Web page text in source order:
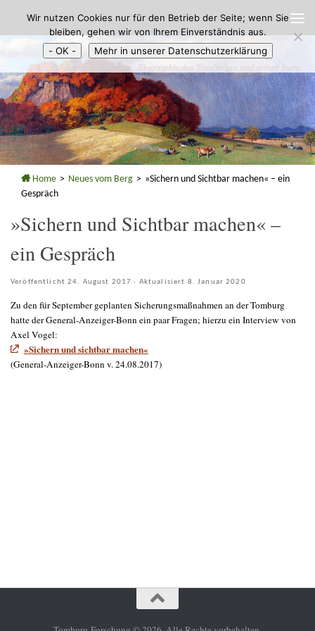
Zum Inhalt springen
Home > Neues vom Berg > »Sichern und Sichtbar machen« – ein
Gespräch
»Sichern und Sichtbar machen« –
ein Gespräch
Veröffentlicht24. August 2017 · Aktualisiert 8. Januar 2020
Zu den für September geplanten Sicherungsmaßnahmen an der Tomburg
hatte der General-Anzeiger-Bonn ein paar Fragen; hierzu ein Interview von
Axel Vogel:
»Sichern und sichtbar machen«
(General-Anzeiger-Bonn v. 24.08.2017)
Wir nutzen Cookies nur für den Betrieb der Seite; wenn Sie
bleiben, gehen wir von Ihrem Einverständnis aus.
- OK -
Mehr in unserer Datenschutzerklärung